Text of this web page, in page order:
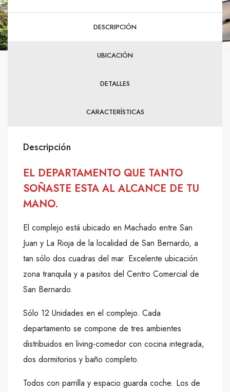
DESCRIPCIÓN
UBICACIÓN
DETALLES
CARACTERÍSTICAS
Descripción
EL DEPARTAMENTO QUE TANTO
SOÑASTE ESTA AL ALCANCE DE TU
MANO.
El complejo está ubicado en Machado entre San
Juan y La Rioja de la localidad de San Bernardo, a
tan sólo dos cuadras del mar. Excelente ubicación
zona tranquila y a pasitos del Centro Comercial de
San Bernardo.
Sólo 12 Unidades en el complejo. Cada
departamento se compone de tres ambientes
distribuidos en living-comedor con cocina integrada,
dos dormitorios y baño completo.
Todos con parrilla y espacio guarda coche. Los de